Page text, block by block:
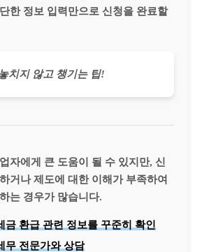
한 정보 입력만으로 신청을 완료할
치지 않고 챙기는 팁!
자에게 큰 도움이 될 수 있지만, 신
거나 제도에 대한 이해가 부족하여
는 경우가 많습니다.
금 환급 관련 정보를 꾸준히 확인
무 전문가와 상담